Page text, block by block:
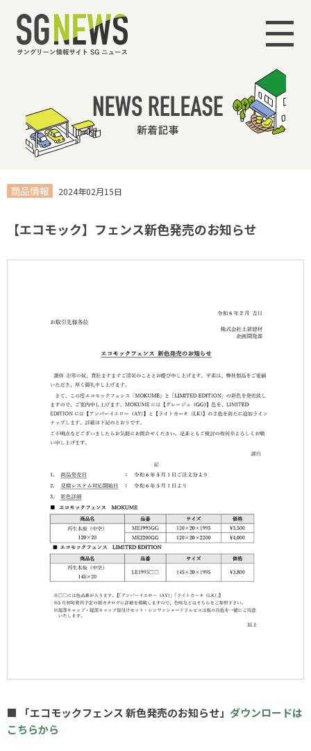
商品情報 2024年02月15日
【エコモック】フェンス新色発売のお知らせ
■ 「エコモックフェンス 新色発売のお知らせ」 ダウンロードは
こちらから